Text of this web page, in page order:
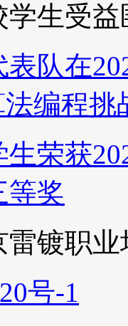
生受益
表队在
编程挑
生荣获
等奖
雷镀职
号-1